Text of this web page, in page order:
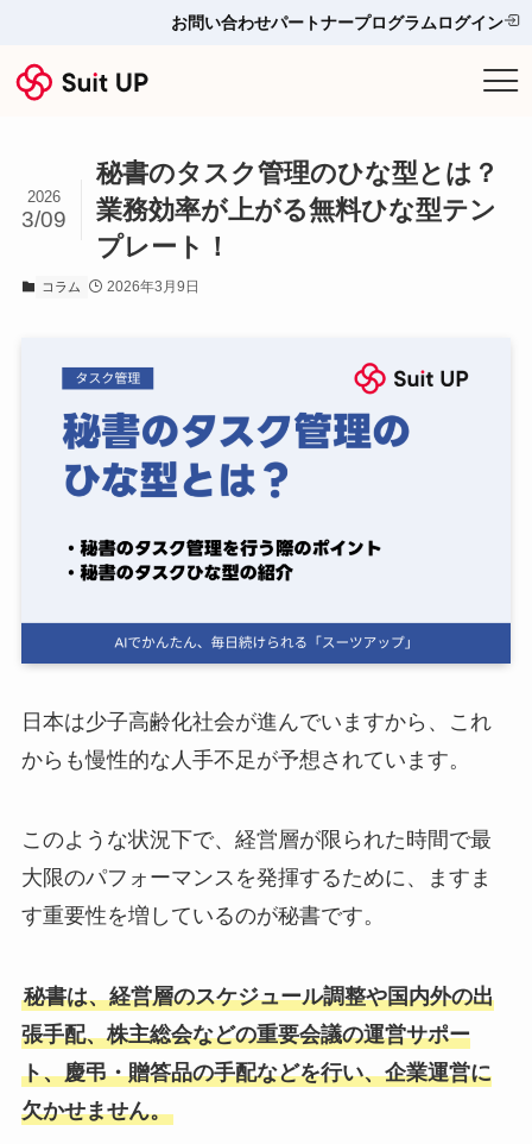
プランと料金
他ツールとの比較＆選び方
お役立ち情報
お問い合わせ
ログイン
スーツアップを無料ではじめる▶
サービス概要資料はこちら
お問い合わせパートナープログラムログイン
秘書のタスク管理のひな型とは？
業務効率が上がる無料ひな型テン
プレート！
2026
3/09
コラム 2026年3月9日
日本は少子高齢化社会が進んでいますから、これ
からも慢性的な人手不足が予想されています。
このような状況下で、経営層が限られた時間で最
大限のパフォーマンスを発揮するために、ますま
す重要性を増しているのが秘書です。
秘書は、経営層のスケジュール調整や国内外の出
張手配、株主総会などの重要会議の運営サポー
ト、慶弔・贈答品の手配などを行い、企業運営に
欠かせません。